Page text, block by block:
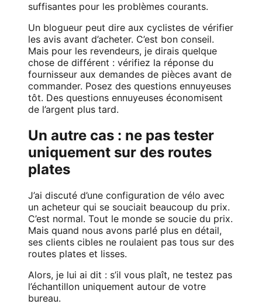
suffisantes pour les problèmes courants.
Un blogueur peut dire aux cyclistes de vérifier
les avis avant d’acheter. C’est bon conseil.
Mais pour les revendeurs, je dirais quelque
chose de différent : vérifiez la réponse du
fournisseur aux demandes de pièces avant de
commander. Posez des questions ennuyeuses
tôt. Des questions ennuyeuses économisent
de l’argent plus tard.
Un autre cas : ne pas tester
uniquement sur des routes
plates
J’ai discuté d’une configuration de vélo avec
un acheteur qui se souciait beaucoup du prix.
C’est normal. Tout le monde se soucie du prix.
Mais quand nous avons parlé plus en détail,
ses clients cibles ne roulaient pas tous sur des
routes plates et lisses.
Alors, je lui ai dit : s’il vous plaît, ne testez pas
l’échantillon uniquement autour de votre
bureau.